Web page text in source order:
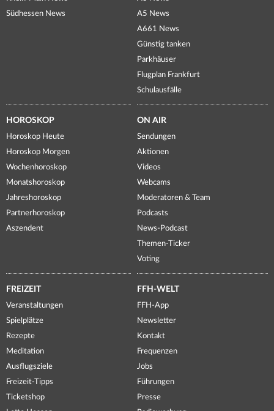
Südhessen News
A5 News
A661 News
Günstig tanken
Parkhäuser
Flugplan Frankfurt
Schulausfälle
HOROSKOP
Horoskop Heute
Horoskop Morgen
Wochenhoroskop
Monatshoroskop
Jahreshoroskop
Partnerhoroskop
Aszendent
ON AIR
Sendungen
Aktionen
Videos
Webcams
Moderatoren & Team
Podcasts
News-Podcast
Themen-Ticker
Voting
FREIZEIT
Veranstaltungen
Spielplätze
Rezepte
Meditation
Ausflugsziele
Freizeit-Tipps
Ticketshop
FFH-WELT
FFH-App
Newsletter
Kontakt
Frequenzen
Jobs
Führungen
Presse